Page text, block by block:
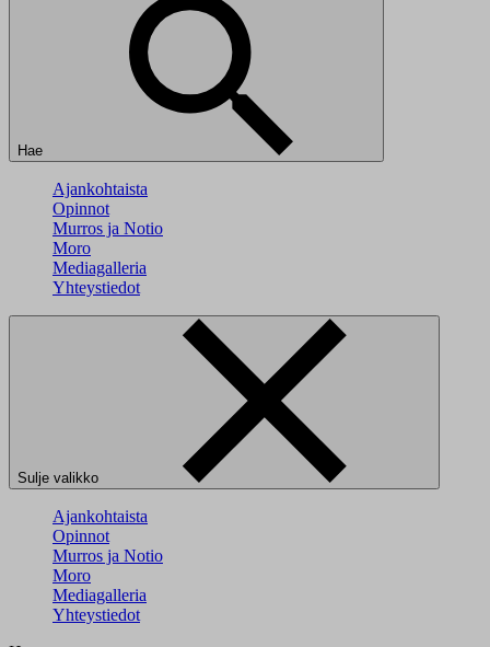
Hae
Ajankohtaista
Opinnot
Murros ja Notio
Moro
Mediagalleria
Yhteystiedot
Sulje valikko
Ajankohtaista
Opinnot
Murros ja Notio
Moro
Mediagalleria
Yhteystiedot